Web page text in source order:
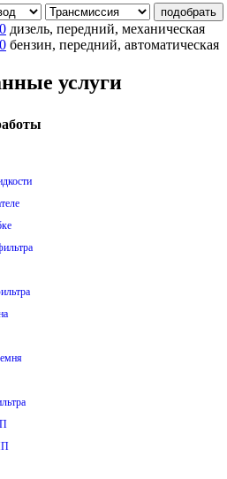
подобрать
дизель, передний, механическая
бензин, передний, автоматическая
услуги